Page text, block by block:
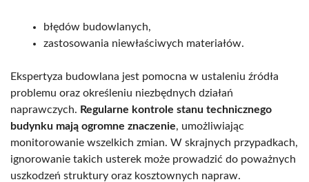
błędów budowlanych,
zastosowania niewłaściwych materiałów.
Ekspertyza budowlana jest pomocna w ustaleniu źródła
problemu oraz określeniu niezbędnych działań
naprawczych. Regularne kontrole stanu technicznego
budynku mają ogromne znaczenie, umożliwiając
monitorowanie wszelkich zmian. W skrajnych przypadkach,
ignorowanie takich usterek może prowadzić do poważnych
uszkodzeń struktury oraz kosztownych napraw.